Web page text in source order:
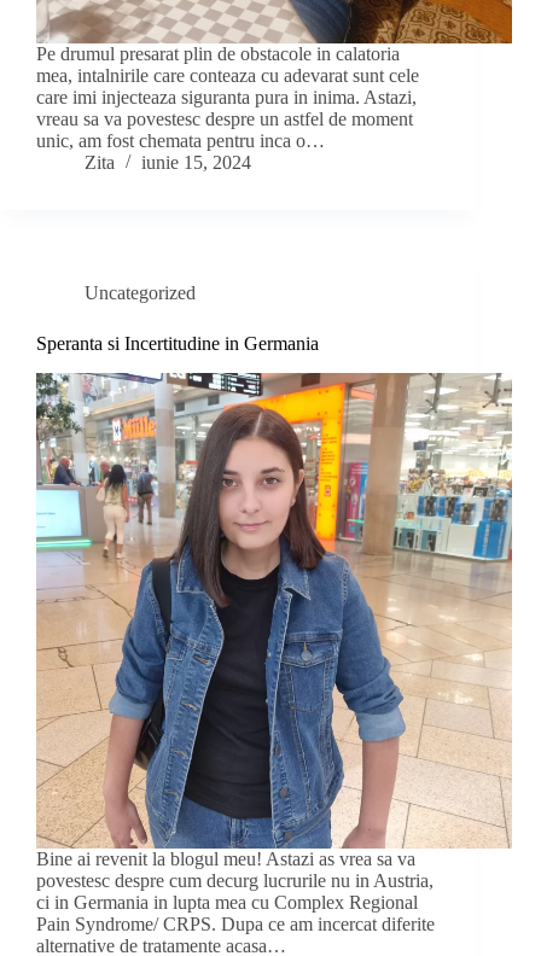
Pe drumul presarat plin de obstacole in calatoria
mea, intalnirile care conteaza cu adevarat sunt cele
care imi injecteaza siguranta pura in inima. Astazi,
vreau sa va povestesc despre un astfel de moment
unic, am fost chemata pentru inca o…
Zita
iunie 15, 2024
Uncategorized
Speranta si Incertitudine in Germania
Bine ai revenit la blogul meu! Astazi as vrea sa va
povestesc despre cum decurg lucrurile nu in Austria,
ci in Germania in lupta mea cu Complex Regional
Pain Syndrome/ CRPS. Dupa ce am incercat diferite
alternative de tratamente acasa…